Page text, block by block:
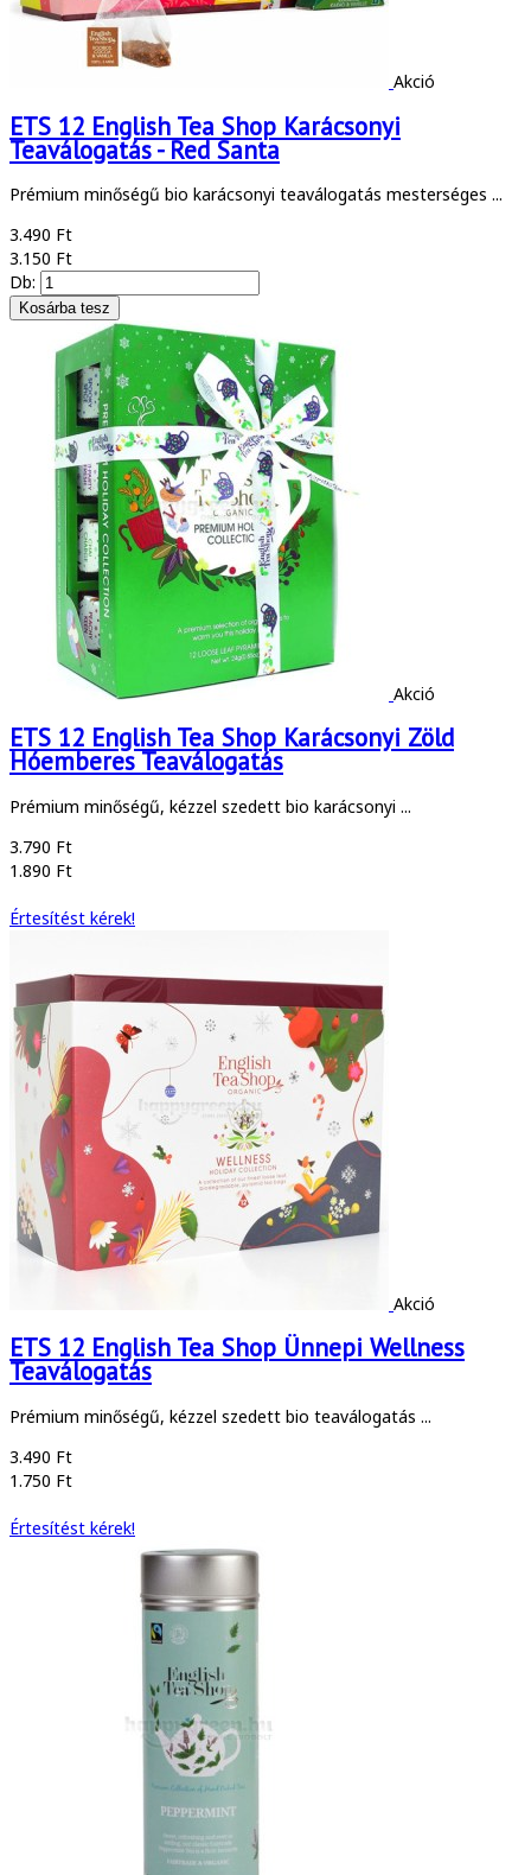
Akció
ETS 12 English Tea Shop Karácsonyi
Teaválogatás - Red Santa
Prémium minőségű bio karácsonyi teaválogatás mesterséges ...
3.490 Ft
3.150 Ft
Db:
Akció
ETS 12 English Tea Shop Karácsonyi Zöld
Hóemberes Teaválogatás
Prémium minőségű, kézzel szedett bio karácsonyi ...
3.790 Ft
1.890 Ft
Értesítést kérek!
Akció
ETS 12 English Tea Shop Ünnepi Wellness
Teaválogatás
Prémium minőségű, kézzel szedett bio teaválogatás ...
3.490 Ft
1.750 Ft
Értesítést kérek!